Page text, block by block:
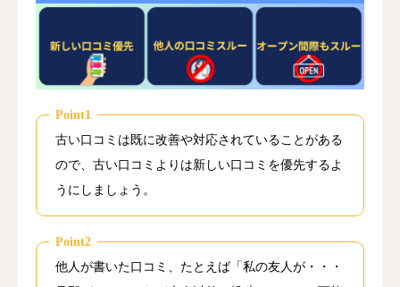
Point1
古い口コミは既に改善や対応されていることがある
ので、古い口コミよりは新しい口コミを優先するよ
うにしましょう。
Point2
他人が書いた口コミ、たとえば「私の友人が・・・